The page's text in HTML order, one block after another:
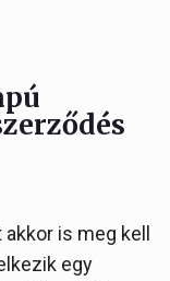
is meg kell
egy